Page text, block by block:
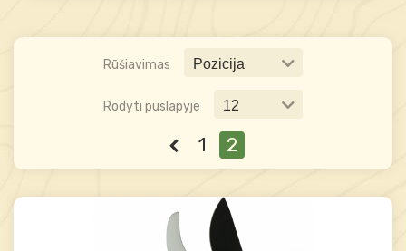
Rūšiavimas
Rodyti puslapyje
1 2